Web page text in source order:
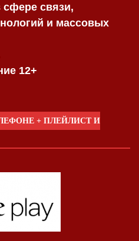
сфере связи,
и массовых
12+
+ ПЛЕЙЛИСТ И